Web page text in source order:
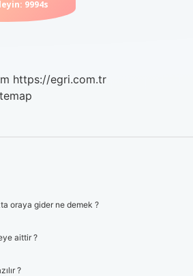
https://egri.com.tr
oraya gider ne demek ?
aittir ?
?